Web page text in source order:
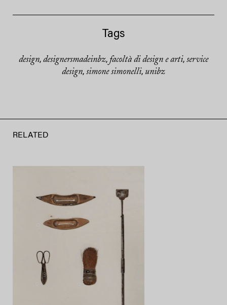
Tags
design, designersmadeinbz, facoltà di design e arti, service
design, simone simonelli, unibz
RELATED